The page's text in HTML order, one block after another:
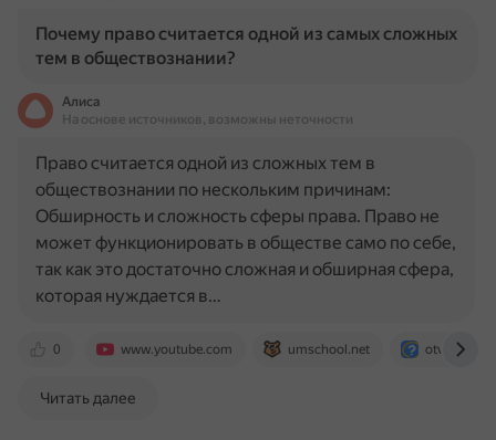
Почему право считается одной из самых сложных
тем в обществознании?
Алиса
На основе источников, возможны неточности
0 www.youtube.com umschool.net
Право считается одной из сложных тем в
обществознании по нескольким причинам:
Обширность и сложность сферы права. Право не
может функционировать в обществе само по себе,
так как это достаточно сложная и обширная сфера,
которая нуждается в…
Читать далее